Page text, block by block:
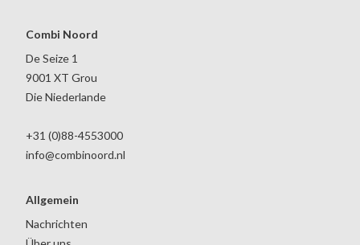
Combi Noord
De Seize 1
9001 XT Grou
Die Niederlande
+31 (0)88-4553000
info@combinoord.nl
Allgemein
Nachrichten